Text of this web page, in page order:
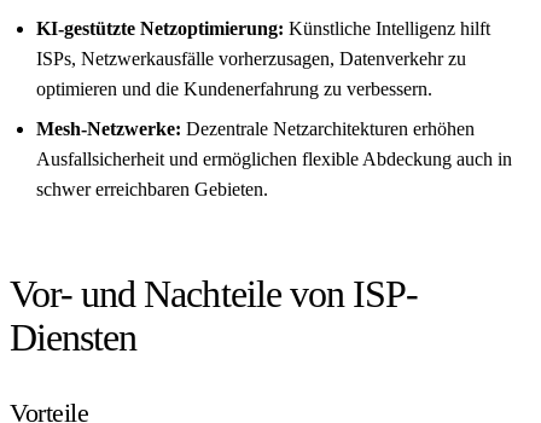
KI-gestützte Netzoptimierung: Künstliche Intelligenz hilft
ISPs, Netzwerkausfälle vorherzusagen, Datenverkehr zu
optimieren und die Kundenerfahrung zu verbessern.
Mesh-Netzwerke: Dezentrale Netzarchitekturen erhöhen
Ausfallsicherheit und ermöglichen flexible Abdeckung auch in
schwer erreichbaren Gebieten.
Vor- und Nachteile von ISP-
Diensten
Vorteile